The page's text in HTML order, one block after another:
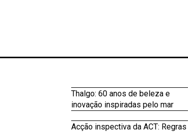
Thalgo: 60 anos de beleza e
inovação inspiradas pelo mar
Acção inspectiva da ACT: Regras